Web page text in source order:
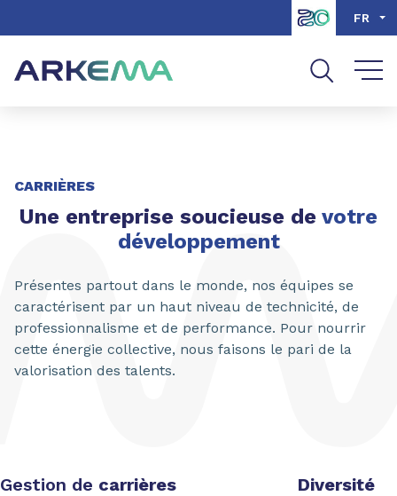
Aller à la recherche
FR
CARRIÈRES
Une entreprise soucieuse de votre
développement
Présentes partout dans le monde, nos équipes se
caractérisent par un haut niveau de technicité, de
professionnalisme et de performance. Pour nourrir
cette énergie collective, nous faisons le pari de la
valorisation des talents.
Gestion de carrières Diversité